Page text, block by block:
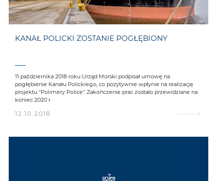
KANAŁ POLICKI ZOSTANIE POGŁĘBIONY
11 października 2018 roku Urząd Morski podpisał umowę na
pogłębienie Kanału Polickiego, co pozytywnie wpłynie na realizację
projektu "Polimery Police". Zakończenie prac zostało przewidziane na
koniec 2020 r.
12.10.2018